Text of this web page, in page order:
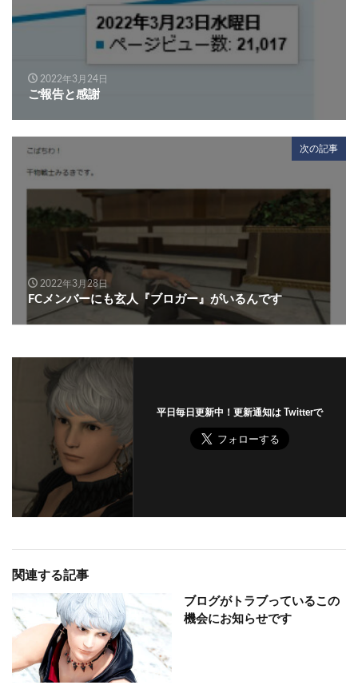
2022年3月24日
ご報告と感謝
次の記事
2022年3月28日
FCメンバーにも玄人『ブロガー』がいるんです
平日毎日更新中！更新通知は Twitterで
関連する記事
ブログがトラブっているこの
機会にお知らせです